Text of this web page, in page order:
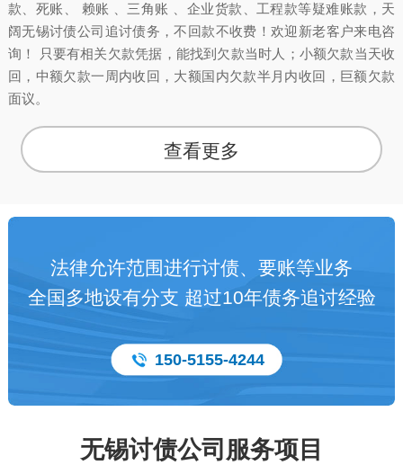
款、死账、 赖账 、三角账 、企业货款、工程款等疑难账款，天
阔无锡讨债公司追讨债务，不回款不收费！欢迎新老客户来电咨
询！ 只要有相关欠款凭据，能找到欠款当时人；小额欠款当天收
回，中额欠款一周内收回，大额国内欠款半月内收回，巨额欠款
面议。
查看更多
法律允许范围进行讨债、要账等业务
全国多地设有分支 超过10年债务追讨经验
150-5155-4244
无锡讨债公司服务项目